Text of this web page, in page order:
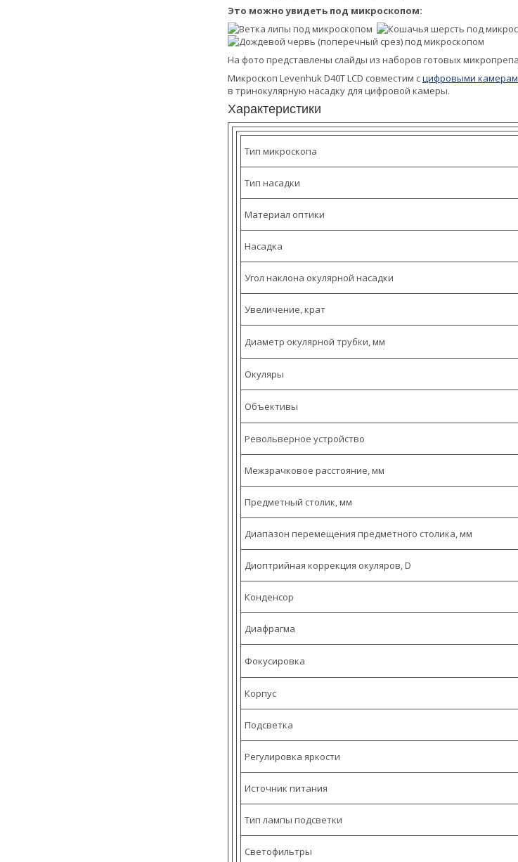
Это можно увидеть под микроскопом:
На фото представлены слайды из наборов готовых
Микроскоп Levenhuk D40T LCD совместим сцифровыми
в тринокулярную насадку для цифровой камеры.
Характеристики
Тип микроскопа
Тип насадки
Материал оптики
Насадка
Угол наклона окулярной насадки
Увеличение, крат
Диаметр окулярной трубки, мм
Окуляры
Объективы
Револьверное устройство
Межзрачковое расстояние, мм
Предметный столик, мм
Диапазон перемещения предметного столика, мм
Диоптрийная коррекция окуляров, D
Конденсор
Диафрагма
Фокусировка
Корпус
Подсветка
Регулировка яркости
Источник питания
Тип лампы подсветки
Светофильтры